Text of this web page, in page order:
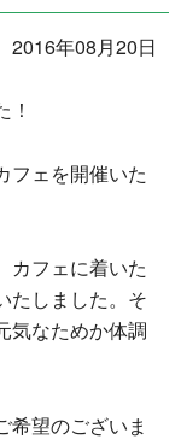
2016年08月20日
フェを開催いた
カフェに着いた
たしました。そ
気なためか体調
望のございま